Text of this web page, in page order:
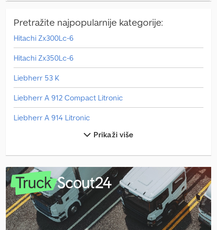
Pretražite najpopularnije kategorije:
Hitachi Zx300Lc-6
Hitachi Zx350Lc-6
Liebherr 53 K
Liebherr A 912 Compact Litronic
Liebherr A 914 Litronic
Liebherr A 916 Litronic
Liebherr A 920 Litronic
Liebherr L 506 Compact
Liebherr L 538
Liebherr L1-24
Prikaži više